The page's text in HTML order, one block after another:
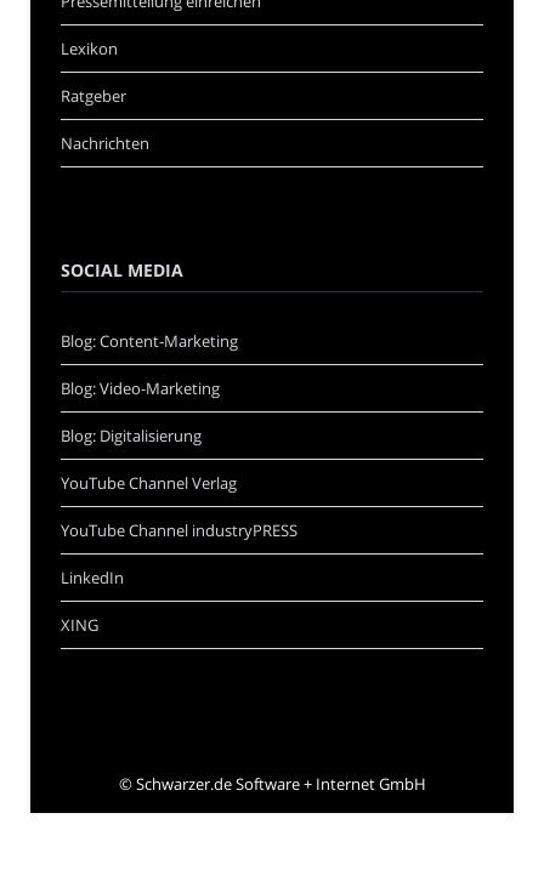
Lexikon
Ratgeber
Nachrichten
SOCIAL MEDIA
Blog: Content-Marketing
Blog: Video-Marketing
Blog: Digitalisierung
YouTube Channel Verlag
YouTube Channel industryPRESS
LinkedIn
XING
©Schwarzer.de Software + Internet GmbH